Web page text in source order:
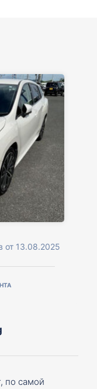
от 13.08.2025
по самой